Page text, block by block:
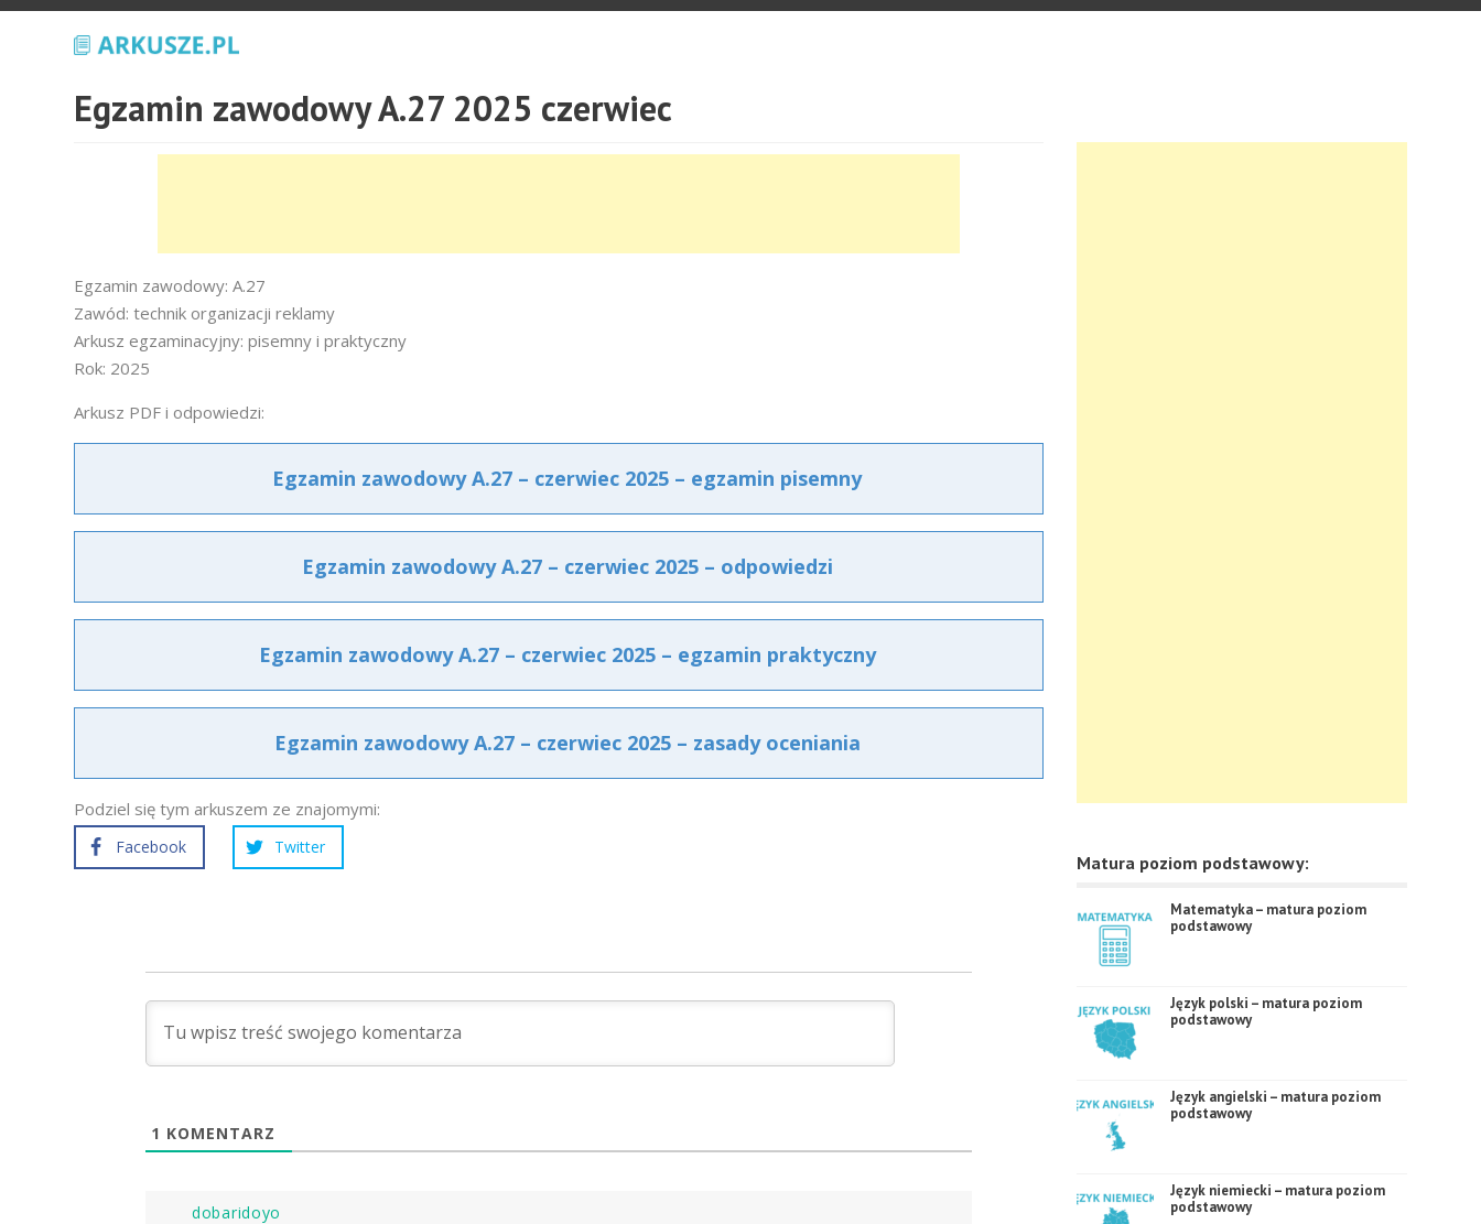
Egzamin zawodowy A.27 2025 czerwiec
Egzamin zawodowy: A.27
Zawód: technik organizacji reklamy
Arkusz egzaminacyjny: pisemny i praktyczny
Rok: 2025
Arkusz PDF i odpowiedzi:
Egzamin zawodowy A.27 – czerwiec 2025 – egzamin pisemny
Egzamin zawodowy A.27 – czerwiec 2025 – odpowiedzi
Egzamin zawodowy A.27 – czerwiec 2025 – egzamin praktyczny
Egzamin zawodowy A.27 – czerwiec 2025 – zasady oceniania
Podziel się tym arkuszem ze znajomymi:
Facebook Twitter
1 KOMENTARZ
dobaridoyo
Matura poziom podstawowy:
Matematyka – matura poziom
podstawowy
Język polski – matura poziom
podstawowy
Język angielski – matura poziom
podstawowy
Język niemiecki – matura poziom
podstawowy